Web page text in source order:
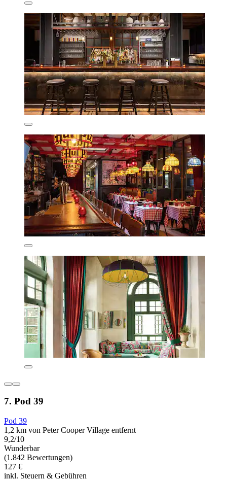
7. Pod 39
Pod 39
1,2 km von Peter Cooper Village entfernt
9,2/10
Wunderbar
(1.842 Bewertungen)
127 €
inkl. Steuern & Gebühren